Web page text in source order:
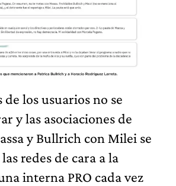
de los usuarios no se
y las asociaciones de
y Bullrich con Milei se
redes de cara a la
interna PRO cada vez